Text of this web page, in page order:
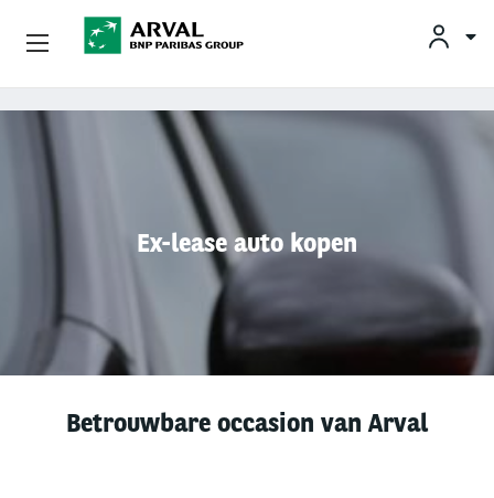
Overslaan en naar de inhoud gaan
Ex-lease auto kopen
Betrouwbare occasion van Arval
Zakelijk Leasen
Klantenservice